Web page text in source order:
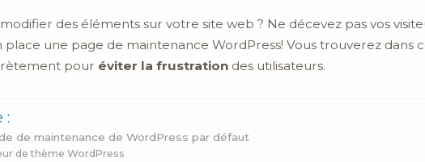
des éléments sur votre site web ? Ne décevez pas vos
une page de maintenance WordPress! Vous trouverez dans
pour éviter la frustration des utilisateurs.
:
de maintenance de WordPress par défaut
de thème WordPress